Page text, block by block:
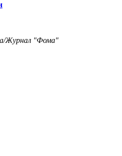
Журнал "Фома"